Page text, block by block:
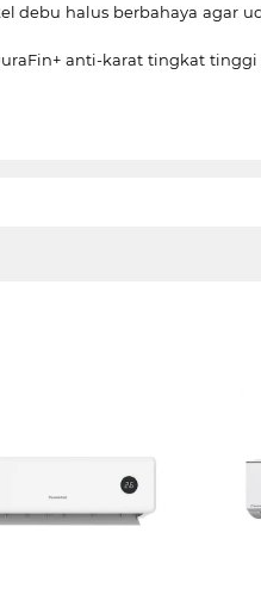
debu halus berbahaya agar
anti-karat tingkat